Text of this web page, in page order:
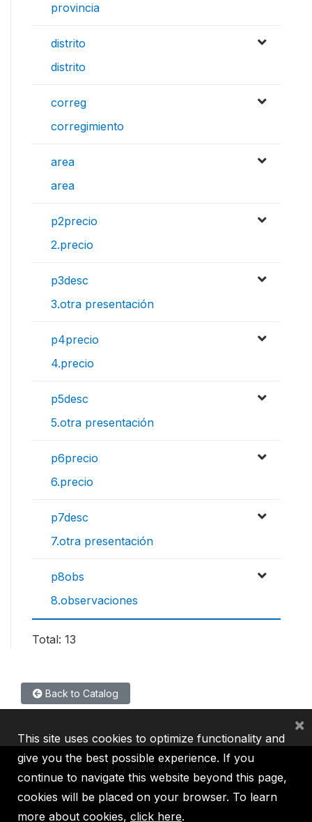
provincia
distrito
distrito
correg
corregimiento
area
area
p2precio
2.precio
p3desc
3.otra presentación
p4precio
4.precio
p5desc
5.otra presentación
p6precio
6.precio
p7desc
7.otra presentación
p8obs
8.observaciones
Total: 13
Back to Catalog
IBRD IDA IFC MIGA ICSID
This site uses cookies to optimize functionality and
give you the best possible experience. If you
continue to navigate this website beyond this page,
cookies will be placed on your browser. To learn
more about cookies, click here.
×